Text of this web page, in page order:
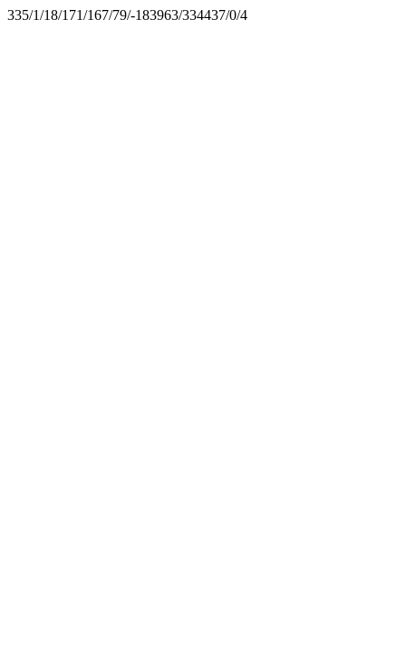
335/1/18/171/167/79/-183963/334437/0/4